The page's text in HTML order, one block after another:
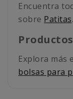
Encuentra
sobre Patitas.
Explora más
bolsas para